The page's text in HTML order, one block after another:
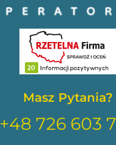
Masz Pytania?
+48 726 603